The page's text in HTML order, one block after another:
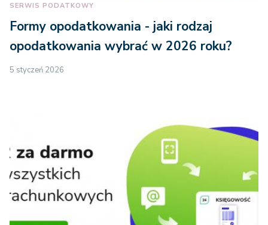
SERWIS PODATKOWY
Formy opodatkowania - jaki rodzaj
opodatkowania wybrać w 2026 roku?
5 styczeń 2026